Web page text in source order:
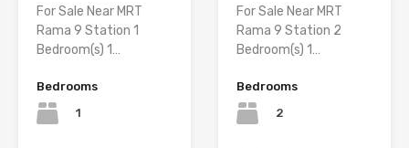
For Sale Near MRT
Rama 9 Station 1
Bedroom(s) 1…
Bedrooms
1
For Sale Near MRT
Rama 9 Station 2
Bedroom(s) 1…
Bedrooms
2